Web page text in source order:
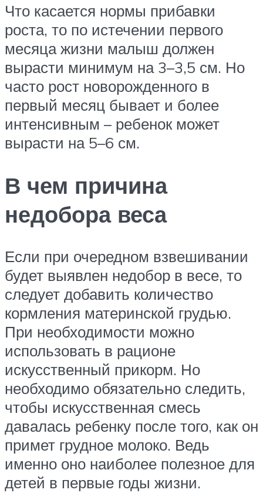
Что касается нормы прибавки
роста, то по истечении первого
месяца жизни малыш должен
вырасти минимум на 3–3,5 см. Но
часто рост новорожденного в
первый месяц бывает и более
интенсивным – ребенок может
вырасти на 5–6 см.
В чем причина
недобора веса
Если при очередном взвешивании
будет выявлен недобор в весе, то
следует добавить количество
кормления материнской грудью.
При необходимости можно
использовать в рационе
искусственный прикорм. Но
необходимо обязательно следить,
чтобы искусственная смесь
давалась ребенку после того, как он
примет грудное молоко. Ведь
именно оно наиболее полезное для
детей в первые годы жизни.